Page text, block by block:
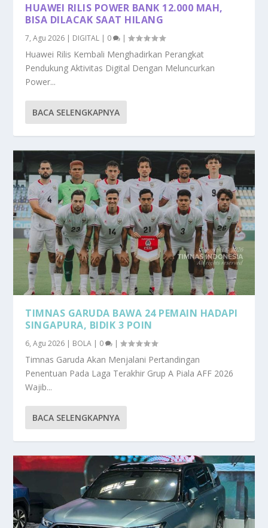
HUAWEI RILIS POWER BANK 12.000 MAH,
BISA DILACAK SAAT HILANG
7, Agu 2026 | DIGITAL | 0 |
Huawei Rilis Kembali Menghadirkan Perangkat
Pendukung Aktivitas Digital Dengan Meluncurkan
Power...
BACA SELENGKAPNYA
TIMNAS GARUDA BAWA 24 PEMAIN HADAPI
SINGAPURA, BIDIK 3 POIN
6, Agu 2026 | BOLA | 0 |
Timnas Garuda Akan Menjalani Pertandingan
Penentuan Pada Laga Terakhir Grup A Piala AFF 2026
Wajib...
BACA SELENGKAPNYA